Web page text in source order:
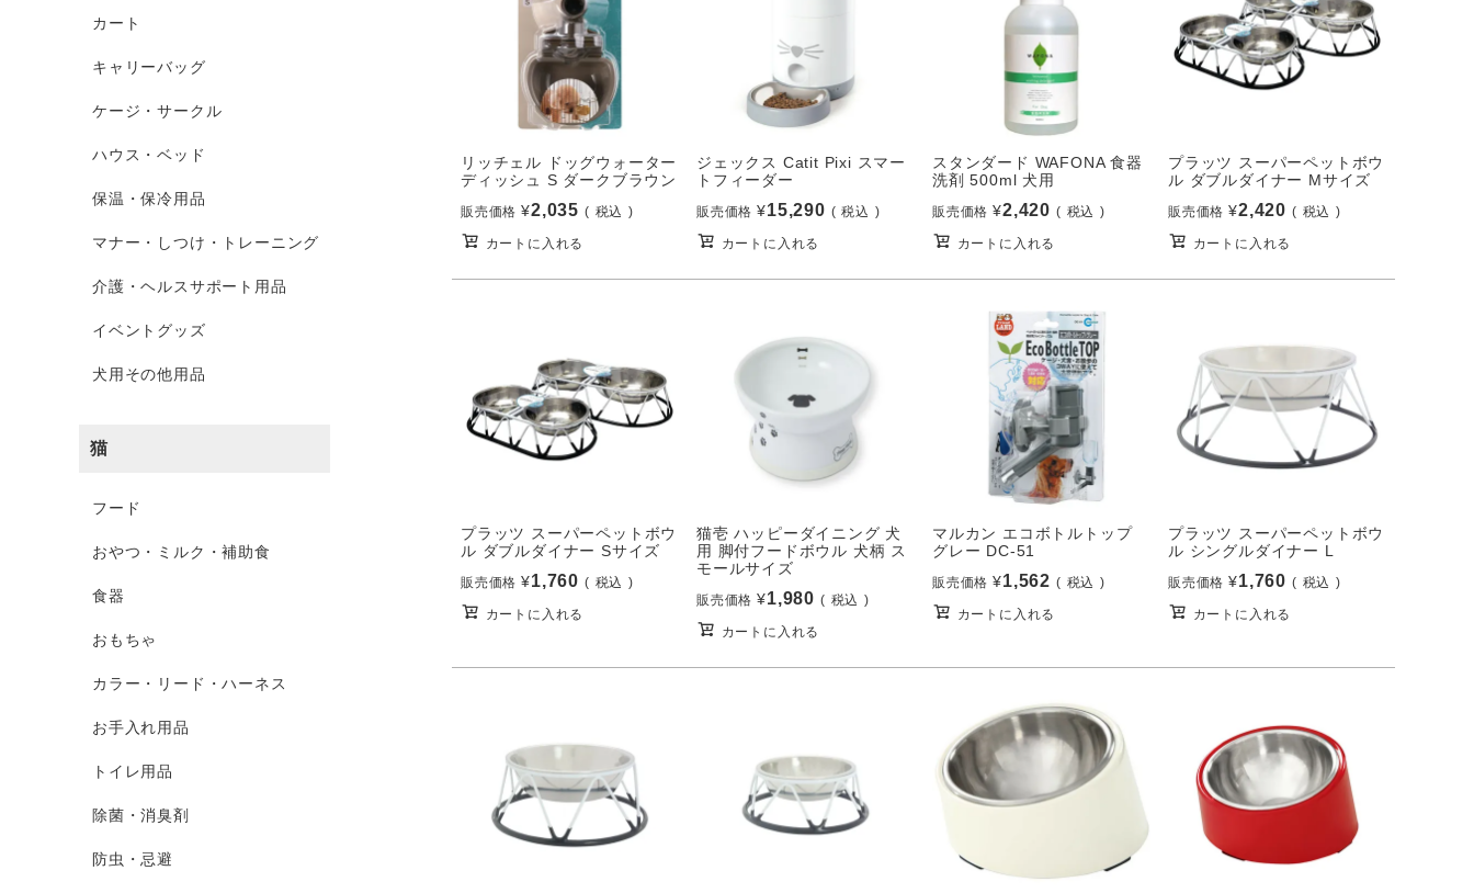
カート
キャリーバッグ
ケージ・サークル
ハウス・ベッド
保温・保冷用品
マナー・しつけ・トレーニング
介護・ヘルスサポート用品
イベントグッズ
犬用その他用品
猫
フード
おやつ・ミルク・補助食
食器
おもちゃ
カラー・リード・ハーネス
お手入れ用品
トイレ用品
除菌・消臭剤
防虫・忌避
リッチェル ドッグウォーター
ディッシュ S ダークブラウン
販売価格 ¥2,035 税込
カートに入れる
ジェックス Catit Pixi スマー
トフィーダー
販売価格 ¥15,290 税込
カートに入れる
スタンダード WAFONA 食器
洗剤 500ml 犬用
販売価格 ¥2,420 税込
カートに入れる
プラッツ スーパーペットボウ
ル ダブルダイナー Mサイズ
販売価格 ¥2,420 税込
カートに入れる
プラッツ スーパーペットボウ
ル ダブルダイナー Sサイズ
販売価格 ¥1,760 税込
カートに入れる
猫壱 ハッピーダイニング 犬
用 脚付フードボウル 犬柄 ス
モールサイズ
販売価格 ¥1,980 税込
カートに入れる
マルカン エコボトルトップ
グレー DC-51
販売価格 ¥1,562 税込
カートに入れる
プラッツ スーパーペットボウ
ル シングルダイナー L
販売価格 ¥1,760 税込
カートに入れる